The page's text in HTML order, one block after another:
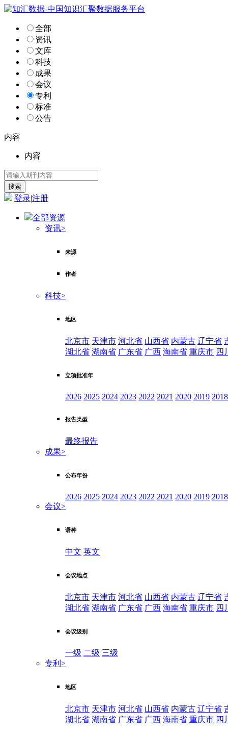
全部
资讯
文库
科技
成果
会议
专利
标准
公告
内容
内容
登录|注册
全部资源
资讯>
来源
作者
科技>
地区
北京市 天津市 河北省 山西省 内蒙古 辽宁省
湖北省 湖南省 广东省 广西 海南省 重庆市 四
立项批准年
2026 2025 2024 2023 2022 2021 2020 2019 2018
报告类型
最终报告
成果>
公布年份
2026 2025 2024 2023 2022 2021 2020 2019 2018
会议>
语种
中文 英文
会议地点
北京市 天津市 河北省 山西省 内蒙古 辽宁省
湖北省 湖南省 广东省 广西 海南省 重庆市 四
会议级别
一级 二级 三级
专利 >
地区
北京市 天津市 河北省 山西省 内蒙古 辽宁省
湖北省 湖南省 广东省 广西 海南省 重庆市 四